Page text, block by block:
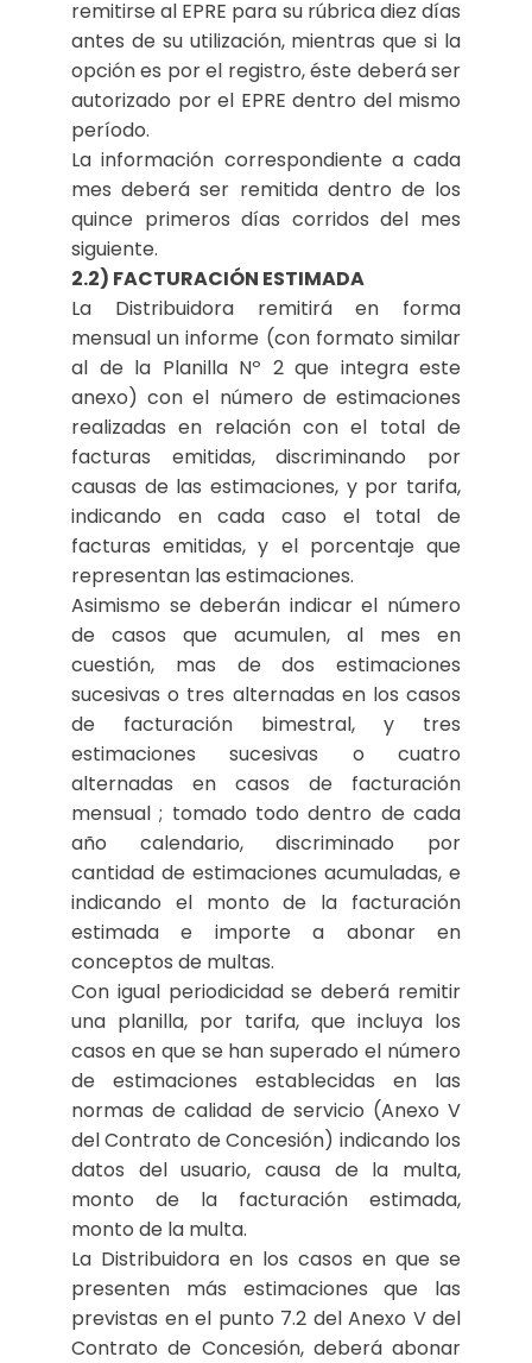
remitirse al EPRE para su rúbrica diez días
antes de su utilización, mientras que si la
opción es por el registro, éste deberá ser
autorizado por el EPRE dentro del mismo
período.
La información correspondiente a cada
mes deberá ser remitida dentro de los
quince primeros días corridos del mes
siguiente.
2.2) FACTURACIÓN ESTIMADA
La Distribuidora remitirá en forma
mensual un informe (con formato similar
al de la Planilla Nº 2 que integra este
anexo) con el número de estimaciones
realizadas en relación con el total de
facturas emitidas, discriminando por
causas de las estimaciones, y por tarifa,
indicando en cada caso el total de
facturas emitidas, y el porcentaje que
representan las estimaciones.
Asimismo se deberán indicar el número
de casos que acumulen, al mes en
cuestión, mas de dos estimaciones
sucesivas o tres alternadas en los casos
de facturación bimestral, y tres
estimaciones sucesivas o cuatro
alternadas en casos de facturación
mensual ; tomado todo dentro de cada
año calendario, discriminado por
cantidad de estimaciones acumuladas, e
indicando el monto de la facturación
estimada e importe a abonar en
conceptos de multas.
Con igual periodicidad se deberá remitir
una planilla, por tarifa, que incluya los
casos en que se han superado el número
de estimaciones establecidas en las
normas de calidad de servicio (Anexo V
del Contrato de Concesión) indicando los
datos del usuario, causa de la multa,
monto de la facturación estimada,
monto de la multa.
La Distribuidora en los casos en que se
presenten más estimaciones que las
previstas en el punto 7.2 del Anexo V del
Contrato de Concesión, deberá abonar